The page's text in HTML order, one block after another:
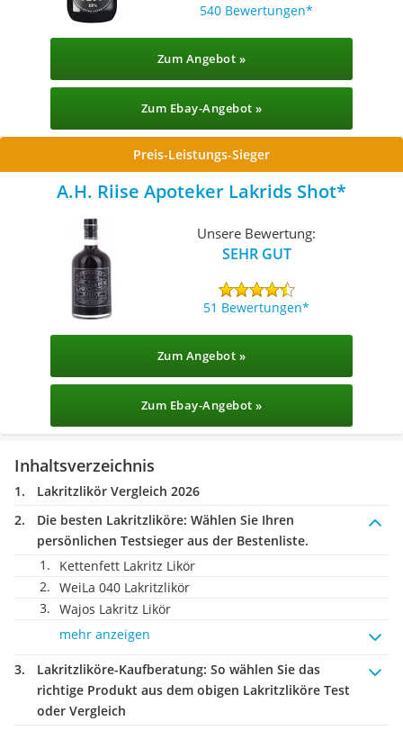
540 Bewertungen
Zum Angebot »
Zum Ebay-Angebot »
Preis-Leistungs-Sieger
A.H. Riise Apoteker Lakrids Shot
Unsere Bewertung:
SEHR GUT
51 Bewertungen
Zum Angebot »
Zum Ebay-Angebot »
Inhaltsverzeichnis
Lakritzlikör Vergleich 2026
Die besten Lakritzliköre: Wählen Sie Ihren
persönlichen Testsieger aus der Bestenliste.
Kettenfett Lakritz Likör
WeiLa 040 Lakritzlikör
Wajos Lakritz Likör
mehr anzeigen
Lakritzliköre-Kaufberatung: So wählen Sie das
richtige Produkt aus dem obigen Lakritzliköre Test
oder Vergleich